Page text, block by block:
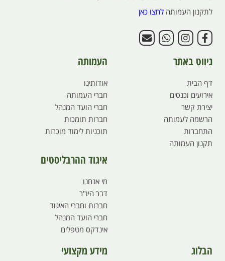
לתקנון העמותה לחצו כאן
ניווט באתר
דף הבית
אירועים וכנסים
יצירת קשר
הרשמה לעמותה
התחברות
תקנון העמותה
העמותה
אודותינו
חברי העמותה
חברי הועד המנהל
חברות תומכות
תוכניות לימוד מוכרות
איגוד ההרבליסטים
מי אנחנו
דבר היו"ר
חברות וחברי האיגוד
חברי הועד המנהל
אינדקס מטפלים
הבלוג מידע מקצועי